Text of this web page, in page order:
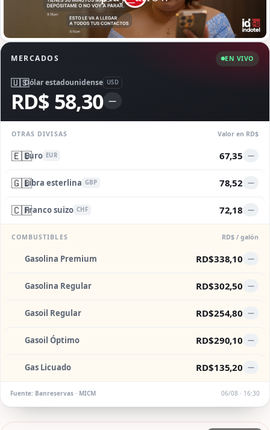
MERCADOS EN VIVO
🇺🇸Dólar estadounidense USD
RD$ 58,30 —
OTRAS DIVISAS Valor en RD$
🇪🇺Euro EUR 67,35 —
🇬🇧Libra esterlina GBP 78,52 —
🇨🇭Franco suizo CHF 72,18 —
COMBUSTIBLES RD$ / galón
Gasolina Premium RD$338,10 —
Gasolina Regular RD$302,50 —
Gasoil Regular RD$254,80 —
Gasoil Óptimo RD$290,10 —
Gas Licuado RD$135,20 —
Fuente: Banreservas · MICM 06/08 · 16:30